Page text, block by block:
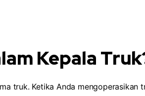
Kepala
truk. Ketika Anda